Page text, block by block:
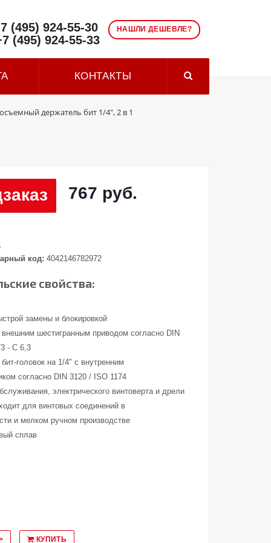
НАШЛИ ДЕШЕВЛЕ?
(495) 924-55-30
(495) 924-55-33
КОНТАКТЫ
держатель бит 1/4", 2 в 1
767 руб.
код: 4042146782972
свойства:
замены и блокировкой
шестигранным приводом согласно DIN
- C 6,3
головок на 1/4" с внутренним
согласно DIN 3120 / ISO 1174
электрического винтоверта и дрели
для винтовых соединений в
и мелком ручном производстве
сплав
КУПИТЬ